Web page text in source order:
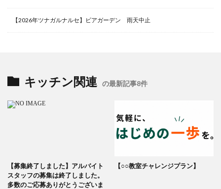
【2026年ツナガルナルセ】ビアガーデン 雨天中止
キッチン関連 の最新記事8件
【募集終了しました】アルバイト
スタッフの募集は終了しました。
多数のご応募ありがとうございま
【○○教室チャレンジプラン】